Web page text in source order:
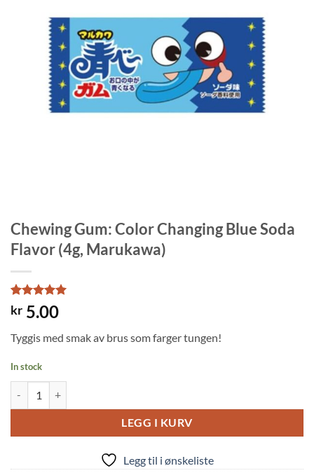
Chewing Gum: Color Changing Blue Soda
Flavor (4g, Marukawa)
Rated5
out of 5
1
customer
kr 5.00
Tyggis med smak av brus som farger tungen!
In stock
LEGG I KURV
Legg til i ønskeliste